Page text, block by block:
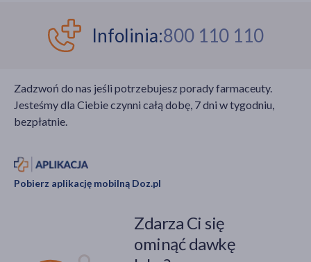
Infolinia:800 110 110
Zadzwoń do nas jeśli potrzebujesz porady farmaceuty.
Jesteśmy dla Ciebie czynni całą dobę, 7 dni w tygodniu,
bezpłatnie.
Pobierz aplikację mobilną Doz.pl
Zdarza Ci się
ominąć dawkę